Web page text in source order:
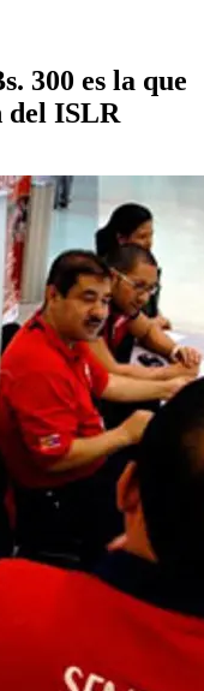
300 es la que
del ISLR